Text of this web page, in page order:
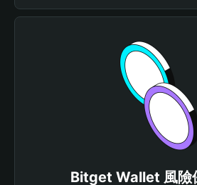
Bitget Wallet 風險